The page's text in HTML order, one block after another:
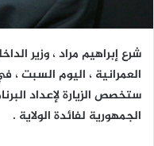
شرع إبراهيم مراد ، وزير
العمرانية ، اليوم السبت ،
ستخصص الزيارة لإعداد
الجمهورية لفائدة الولاية .